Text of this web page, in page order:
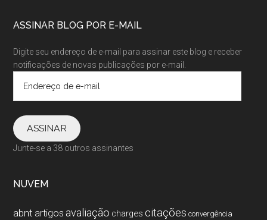
ASSINAR BLOG POR E-MAIL
Digite seu endereço de e-mail para assinar este blog e receber
notificações de novas publicações por e-mail.
e-
mail
ASSINAR
Junte-se a 38 outros assinantes
NUVEM
abnt artigos avaliação charges citações convergência